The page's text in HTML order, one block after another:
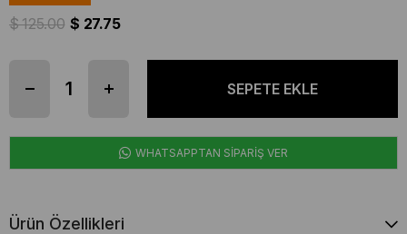
$ 125.00 $ 27.75
WHATSAPPTAN SİPARİŞ VER
Ürün Özellikleri